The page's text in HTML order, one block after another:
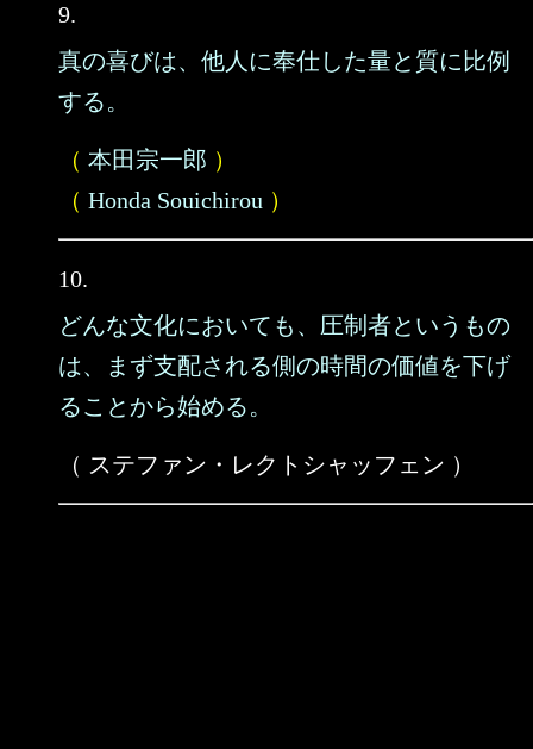
9.
真の喜びは、他人に奉仕した量と質に比例
する。
（ 本田宗一郎 ）
（ Honda Souichirou ）
10.
どんな文化においても、圧制者というもの
は、まず支配される側の時間の価値を下げ
ることから始める。
（ ステファン・レクトシャッフェン ）